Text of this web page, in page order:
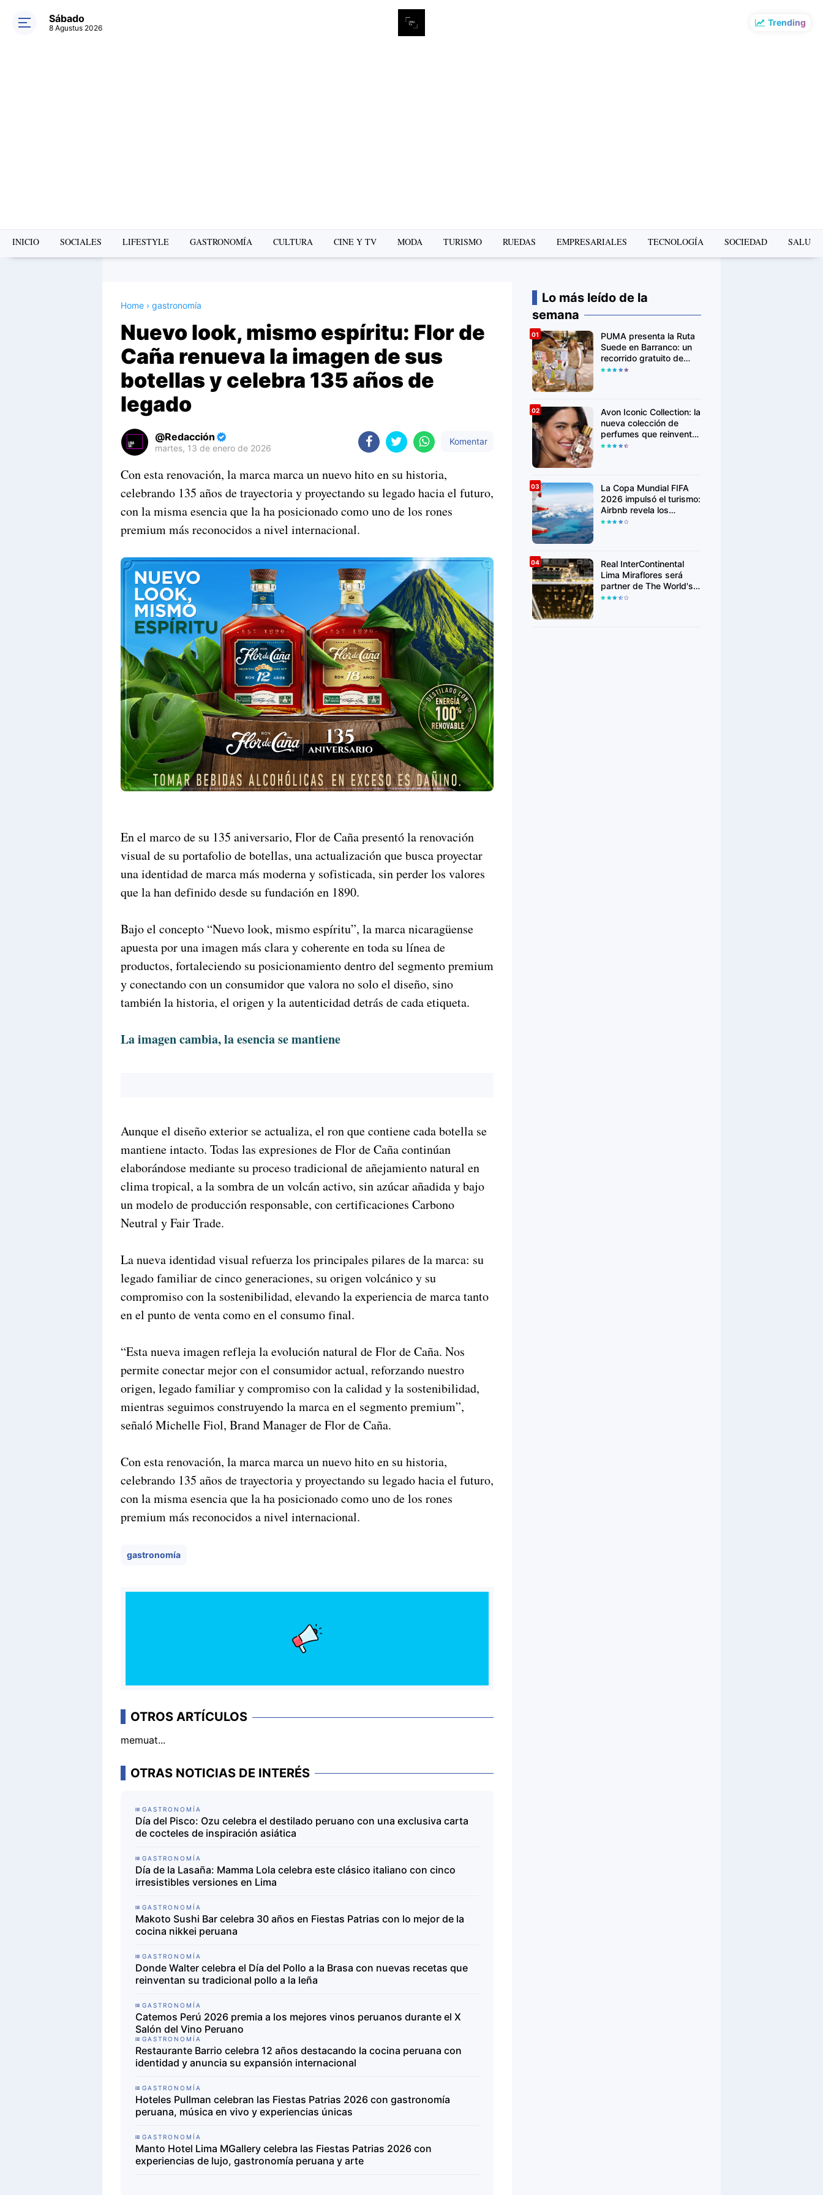
Trending
Sábado
8 Agustus 2026
INICIO SOCIALES LIFESTYLE GASTRONOMÍA CULTURA CINE Y TV MODA TURISMO RUEDAS EMPRESARIALES TECNOLOGÍA SOCIEDAD SALUD
Home › gastronomía
Nuevo look, mismo espíritu: Flor de
Caña renueva la imagen de sus
botellas y celebra 135 años de
legado
Redacción
martes, 13 de enero de 2026
Komentar
Premium
Raushan
Design
Shroff
Con esta renovación, la marca marca un nuevo hito en su historia,
celebrando 135 años de trayectoria y proyectando su legado hacia el futuro,
con la misma esencia que la ha posicionado como uno de los rones
premium más reconocidos a nivel internacional.
En el marco de su 135 aniversario, Flor de Caña presentó la renovación
visual de su portafolio de botellas, una actualización que busca proyectar
una identidad de marca más moderna y sofisticada, sin perder los valores
que la han definido desde su fundación en 1890.
Bajo el concepto “Nuevo look, mismo espíritu”, la marca nicaragüense
apuesta por una imagen más clara y coherente en toda su línea de
productos, fortaleciendo su posicionamiento dentro del segmento premium
y conectando con un consumidor que valora no solo el diseño, sino
también la historia, el origen y la autenticidad detrás de cada etiqueta.
La imagen cambia, la esencia se mantiene
Aunque el diseño exterior se actualiza, el ron que contiene cada botella se
mantiene intacto. Todas las expresiones de Flor de Caña continúan
elaborándose mediante su proceso tradicional de añejamiento natural en
clima tropical, a la sombra de un volcán activo, sin azúcar añadida y bajo
un modelo de producción responsable, con certificaciones Carbono
Neutral y Fair Trade.
La nueva identidad visual refuerza los principales pilares de la marca: su
legado familiar de cinco generaciones, su origen volcánico y su
compromiso con la sostenibilidad, elevando la experiencia de marca tanto
en el punto de venta como en el consumo final.
“Esta nueva imagen refleja la evolución natural de Flor de Caña. Nos
permite conectar mejor con el consumidor actual, reforzando nuestro
origen, legado familiar y compromiso con la calidad y la sostenibilidad,
mientras seguimos construyendo la marca en el segmento premium”,
señaló Michelle Fiol, Brand Manager de Flor de Caña.
Con esta renovación, la marca marca un nuevo hito en su historia,
celebrando 135 años de trayectoria y proyectando su legado hacia el futuro,
con la misma esencia que la ha posicionado como uno de los rones
premium más reconocidos a nivel internacional.
gastronomía
OTROS ARTÍCULOS
memuat...
OTRAS NOTICIAS DE INTERÉS
GASTRONOMÍA
Día del Pisco: Ozu celebra el destilado peruano con una exclusiva carta
de cocteles de inspiración asiática
GASTRONOMÍA
Día de la Lasaña: Mamma Lola celebra este clásico italiano con cinco
irresistibles versiones en Lima
GASTRONOMÍA
Makoto Sushi Bar celebra 30 años en Fiestas Patrias con lo mejor de la
cocina nikkei peruana
GASTRONOMÍA
Donde Walter celebra el Día del Pollo a la Brasa con nuevas recetas que
reinventan su tradicional pollo a la leña
GASTRONOMÍA
Catemos Perú 2026 premia a los mejores vinos peruanos durante el X
Salón del Vino Peruano
GASTRONOMÍA
Restaurante Barrio celebra 12 años destacando la cocina peruana con
identidad y anuncia su expansión internacional
GASTRONOMÍA
Hoteles Pullman celebran las Fiestas Patrias 2026 con gastronomía
peruana, música en vivo y experiencias únicas
GASTRONOMÍA
Manto Hotel Lima MGallery celebra las Fiestas Patrias 2026 con
experiencias de lujo, gastronomía peruana y arte
Lo más leído de la
semana
PUMA presenta la Ruta
Suede en Barranco: un
recorrido gratuito de
arte, música y cultura
Avon Iconic Collection: la
nueva colección de
perfumes que reinventa
sus fragancias clásicas
La Copa Mundial FIFA
2026 impulsó el turismo:
Airbnb revela los
destinos que más
Real InterContinental
Lima Miraflores será
partner de The World's
50 Best Restaurants